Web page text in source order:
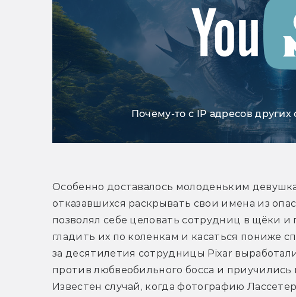
Почему-то с IP адресов
Особенно доставалось молоденьким
отказавшихся раскрывать свои имена из
позволял себе целовать сотрудниц в щёки и
гладить их по коленкам и касаться пониже
за десятилетия сотрудницы Pixar
против любвеобильного босса и приучились
Известен случай, когда фотографию